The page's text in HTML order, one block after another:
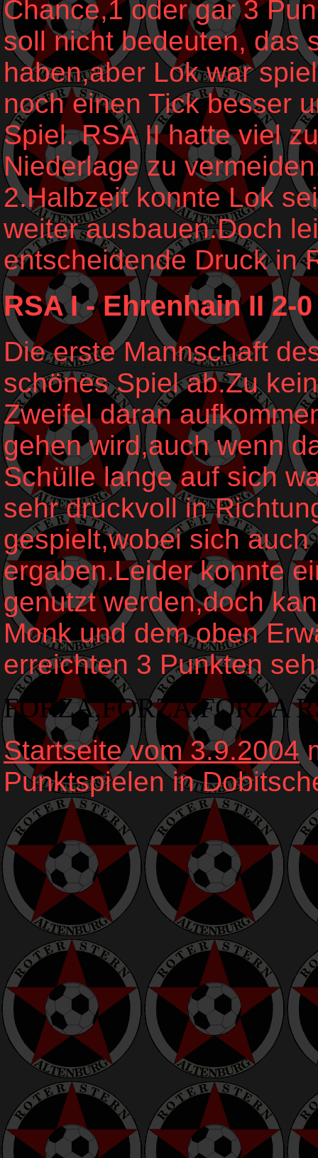
Chance,1 oder gar 3
soll nicht bedeuten, das
haben,aber Lok war
noch einen Tick besser
Spiel. RSA II hatte viel
Niederlage zu
2.Halbzeit konnte Lok
weiter ausbauen.Doch
entscheidende Druck in
RSA I - Ehrenhain II 2-0
Die erste Mannschaft
schönes Spiel ab.Zu
Zweifel daran
gehen wird,auch wenn
Schülle lange auf sich
sehr druckvoll in
gespielt,wobei sich
ergaben.Leider konnte
genutzt werden,doch
Monk und dem oben
erreichten 3 Punkten
FORZA,FORZA,FORZA
Startseite vom 3.9.2004
Punktspielen in